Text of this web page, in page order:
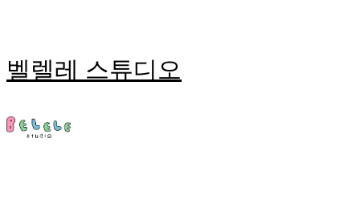
벨렐레 스튜디오